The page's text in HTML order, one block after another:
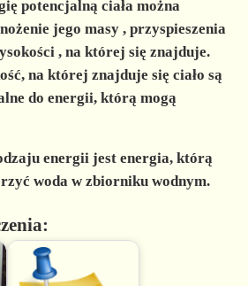
potencjalną ciała można
jego masy , przyspieszenia
, na której się znajduje.
na której znajduje się ciało są
do energii, którą mogą
energii jest energia, którą
woda w zbiorniku wodnym.